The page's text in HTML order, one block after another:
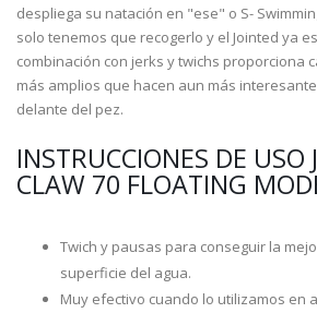
despliega su natación en "ese" o S-
solo tenemos que recogerlo y el Jointed ya
combinación con jerks y twichs proporciona
más amplios que hacen aun más
delante del pez.
INSTRUCCIONES DE USO
CLAW 70 FLOATING
Twich y pausas para conseguir la
superficie del agua.
Muy efectivo cuando lo utilizamos en